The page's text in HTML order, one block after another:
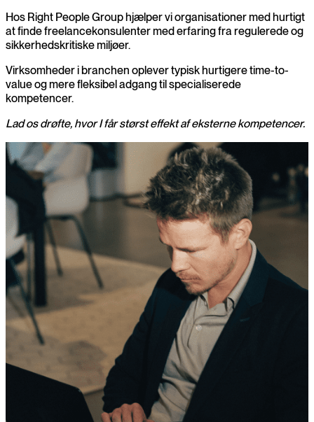
Hos Right People Group hjælper vi organisationer med hurtigt
at finde freelancekonsulenter med erfaring fra regulerede og
sikkerhedskritiske miljøer.
Virksomheder i branchen oplever typisk hurtigere time-to-
value og mere fleksibel adgang til specialiserede
kompetencer.
Lad os drøfte, hvor I får størst effekt af eksterne kompetencer.